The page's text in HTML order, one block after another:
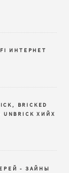
ИНТЕРНЕТ
BRICKED
ХИЙХ
- ЗАЙНЫ